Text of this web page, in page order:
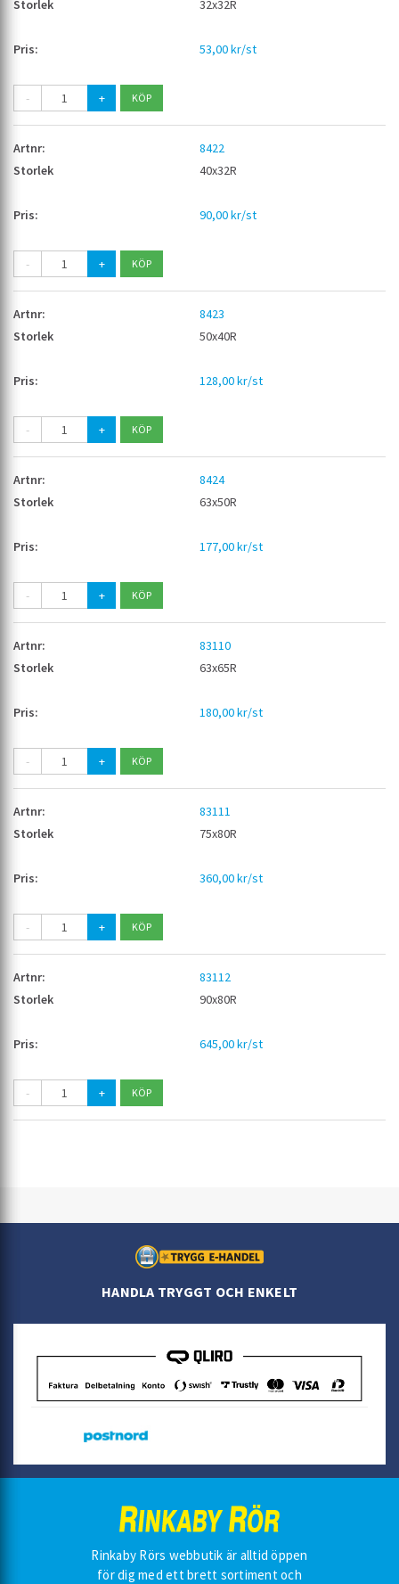
32x32R
53,00 kr/st
- +
8422
40x32R
90,00 kr/st
- +
8423
50x40R
128,00 kr/st
- +
8424
63x50R
177,00 kr/st
- +
83110
63x65R
180,00 kr/st
- +
83111
75x80R
360,00 kr/st
- +
83112
90x80R
645,00 kr/st
- +
HANDLA TRYGGT OCH ENKELT
Rinkaby Rörs webbutik är alltid öppen
för dig med ett brett sortiment och